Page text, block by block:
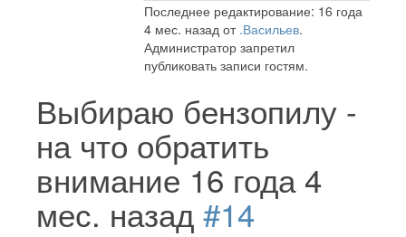
Последнее редактирование: 16 года
4 мес. назад от .Васильев.
Администратор запретил
публиковать записи гостям.
Выбираю бензопилу -
на что обратить
внимание 16 года 4
мес. назад #14